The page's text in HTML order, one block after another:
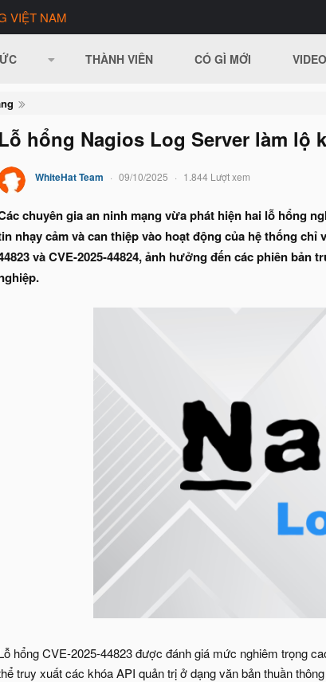
VIỆT NAM
THÀNH VIÊN CÓ GÌ MỚI VIDEO
Lỗ hổng Nagios Log Server làm lộ
WhiteHat Team 09/10/2025 1.844 Lượt xem
chuyên gia an ninh mạng vừa phát hiện hai lỗ hổng
nhạy cảm và can thiệp vào hoạt động của hệ thống
và CVE-2025-44824, ảnh hưởng đến các phiên
hổng CVE-2025-44823 được đánh giá mức nghiêm trọng
truy xuất các khóa API quản trị ở dạng văn bản thuần